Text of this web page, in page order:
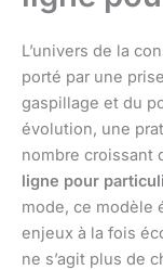
L’univers de la
porté par une
gaspillage et du
évolution, une
nombre croissant
ligne pour
mode, ce modèle
enjeux à la fois
ne s’agit plus de